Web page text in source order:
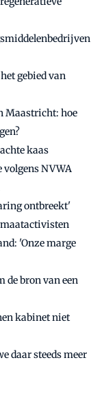
gebied van
Maastricht: hoe
kaas
volgens NVWA
ontbreekt'
'Onze marge
de bron van een
kabinet niet
daar steeds meer